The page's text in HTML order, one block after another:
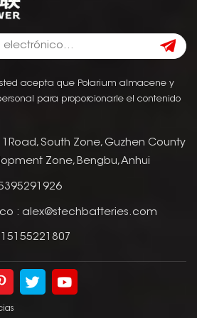
acepta que Polarium almacene y
para proporcionarle el contenido
South Zone, Guzhen County
Zone, Bengbu, Anhui
: alex@stechbatteries.com